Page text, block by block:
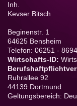
Inh.
Kevser Bitsch
Beginenstr. 1
64625 Bensheim
Telefon: 06251 -
Wirtschafts-ID:
Ruhrallee 92
44139 Dortmund
Geltungsbereich: